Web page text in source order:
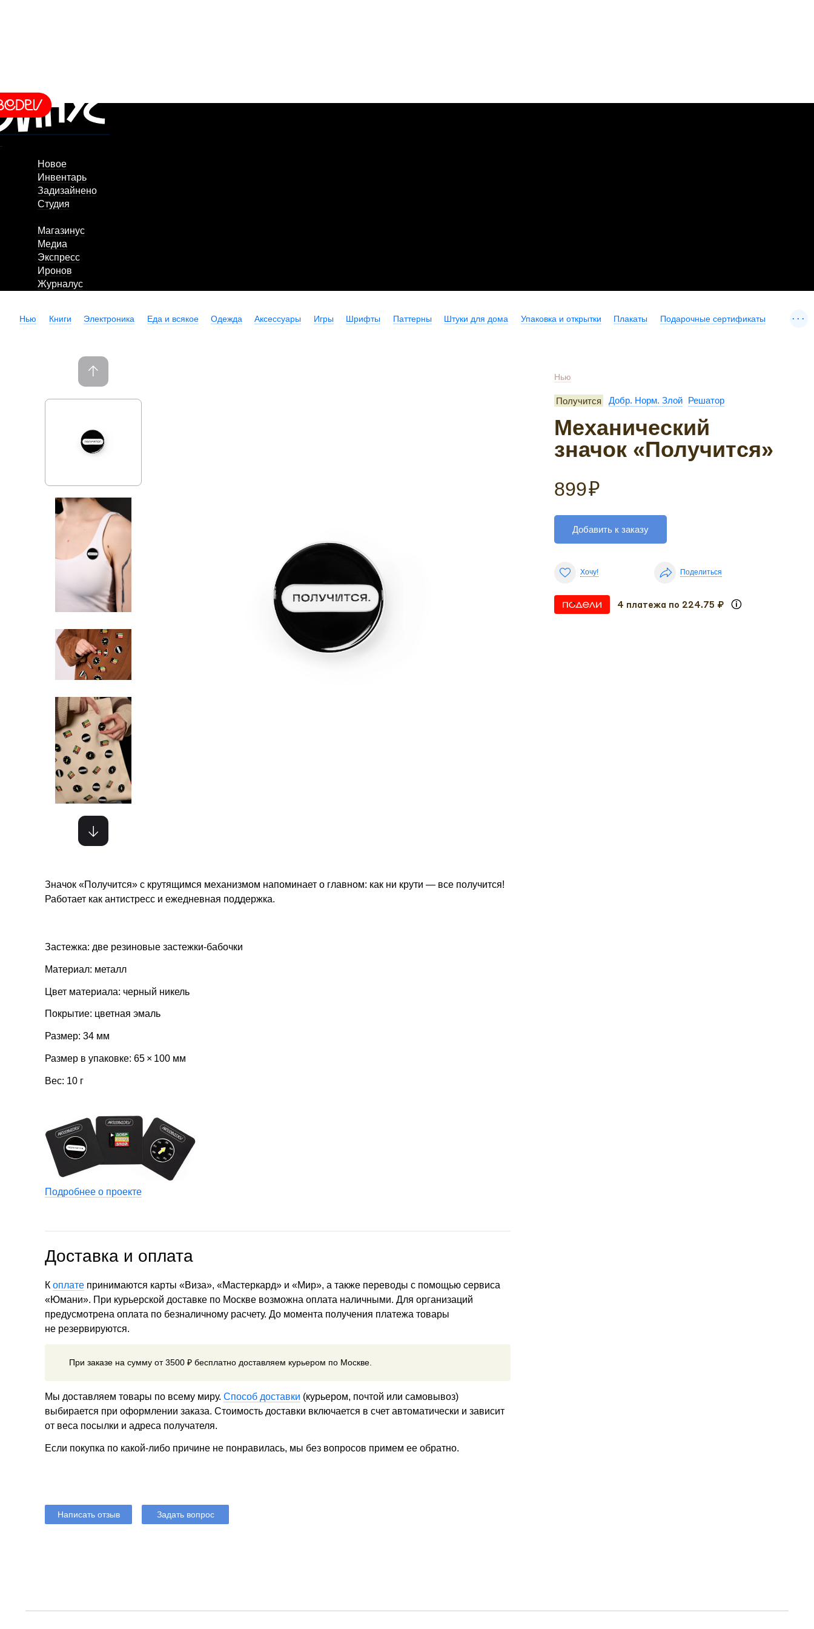
Новое
Инвентарь
Задизайнено
Студия
Магазинус
Медиа
Экспресс
Иронов
Журналус
Нью Книги Электроника Еда и всякое Одежда Аксессуары Игры Шрифты Паттерны Штуки для дома Упаковка и открытки Плакаты Подарочные сертификаты ...
Нью
Получится Добр. Норм. Злой Решатор
Механический
значок «Получится»
899₽
Добавить к заказу
Хочу! Поделиться
4 платежа по 224.75 ₽
Значок «Получится» с крутящимся механизмом напоминает о главном: как ни крути — все получится!
Работает как антистресс и ежедневная поддержка.
Застежка: две резиновые застежки-бабочки
Материал: металл
Цвет материала: черный никель
Покрытие: цветная эмаль
Размер: 34 мм
Размер в упаковке: 65 × 100 мм
Вес: 10 г
Подробнее о проекте
Доставка и оплата
К оплате принимаются карты «Виза», «Мастеркард» и «Мир», а также переводы с помощью сервиса
«Юмани». При курьерской доставке по Москве возможна оплата наличными. Для организаций
предусмотрена оплата по безналичному расчету. До момента получения платежа товары
не резервируются.
При заказе на сумму от 3500 ₽ бесплатно доставляем курьером по Москве.
Мы доставляем товары по всему миру. Способ доставки (курьером, почтой или самовывоз)
выбирается при оформлении заказа. Стоимость доставки включается в счет автоматически и зависит
от веса посылки и адреса получателя.
Если покупка по какой-либо причине не понравилась, мы без вопросов примем ее обратно.
Написать отзыв Задать вопрос